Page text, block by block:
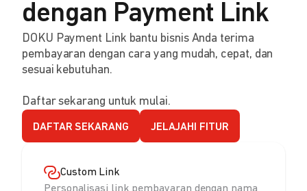
dengan Payment Link
DOKU Payment Link bantu bisnis Anda terima
pembayaran dengan cara yang mudah, cepat, dan
sesuai kebutuhan.
Daftar sekarang untuk mulai.
DAFTAR SEKARANG JELAJAHI FITUR
Custom Link